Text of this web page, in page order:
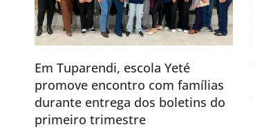
Em Tuparendi, escola Yeté
promove encontro com famílias
durante entrega dos boletins do
primeiro trimestre